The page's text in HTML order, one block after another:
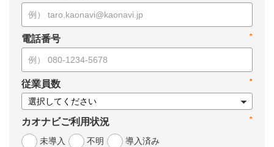
*
電話番号
*
従業員数
*
カオナビご利用状況
未導入
不明 導入済み